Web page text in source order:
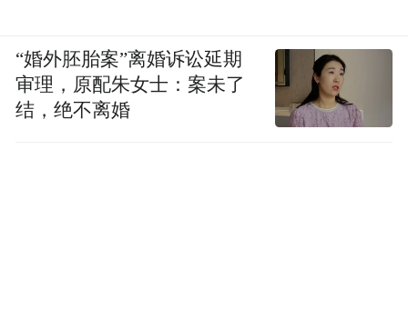
“婚外胚胎案”离婚诉讼延期
审理，原配朱女士：案未了
结，绝不离婚